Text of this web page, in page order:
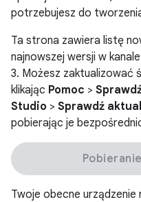
potrzebujesz do
Ta strona zawiera listę
najnowszej wersji w
3. Możesz zaktualizować
klikając Pomoc >
Studio > Sprawdź
pobierając je
Twoje obecne urządzenie